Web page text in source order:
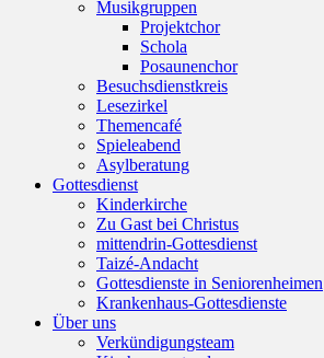
Musikgruppen
Projektchor
Schola
Posaunenchor
Besuchsdienstkreis
Lesezirkel
Themencafé
Spieleabend
Asylberatung
Gottesdienst
Kinderkirche
Zu Gast bei Christus
mittendrin-Gottesdienst
Taizé-Andacht
Gottesdienste in Seniorenheimen
Krankenhaus-Gottesdienste
Über uns
Verkündigungsteam